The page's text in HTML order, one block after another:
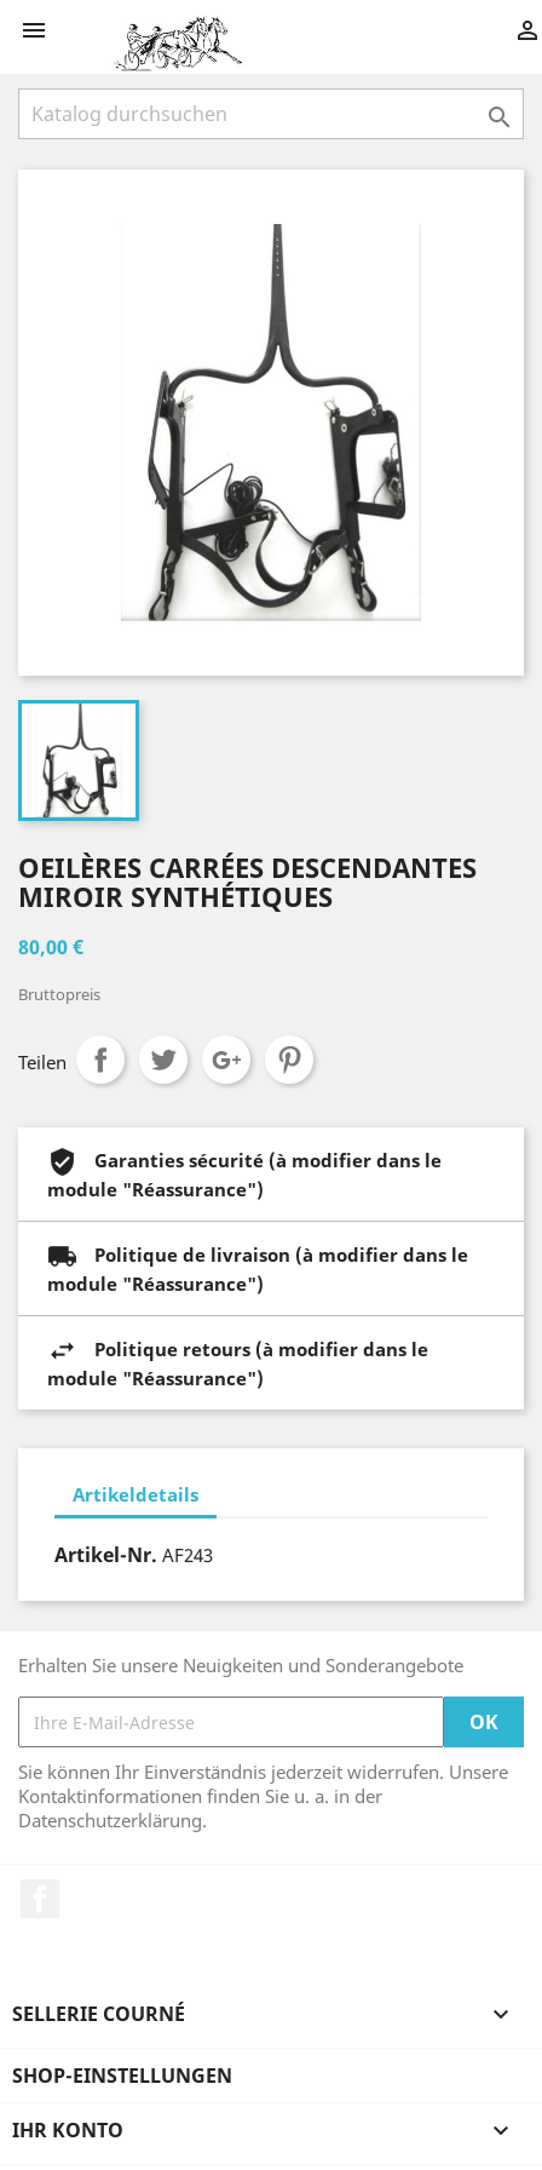
 

OEILÈRES CARRÉES DESCENDANTES
MIROIR SYNTHÉTIQUES
80,00 €
Bruttopreis
Teilen
Garanties sécurité (à modifier dans le
module "Réassurance")
Politique de livraison (à modifier dans le
module "Réassurance")
Politique retours (à modifier dans le
module "Réassurance")
Artikeldetails
Artikel-Nr. AF243
Erhalten Sie unsere Neuigkeiten und Sonderangebote
Sie können Ihr Einverständnis jederzeit widerrufen. Unsere
Kontaktinformationen finden Sie u. a. in der
Datenschutzerklärung.
SELLERIE COURNÉ 
SHOP-EINSTELLUNGEN
IHR KONTO 